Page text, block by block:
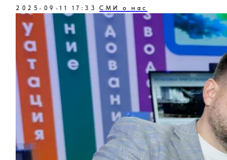
2025-09-11 17:33 СМИ о нас